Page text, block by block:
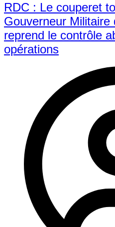
RDC : Le couperet
Gouverneur Militaire
reprend le contrôle
opérations